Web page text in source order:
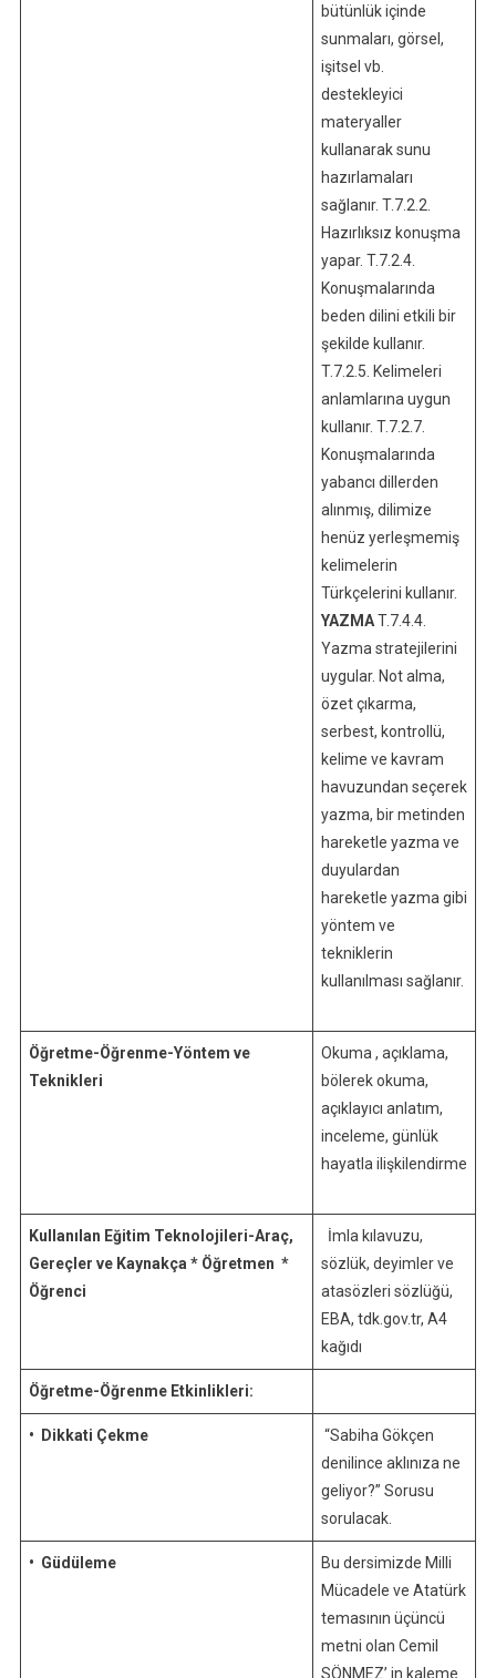
bütünlük içinde
sunmaları, görsel,
işitsel vb.
destekleyici
materyaller
kullanarak sunu
hazırlamaları
sağlanır. T.7.2.2.
Hazırlıksız konuşma
yapar. T.7.2.4.
Konuşmalarında
beden dilini etkili bir
şekilde kullanır.
T.7.2.5. Kelimeleri
anlamlarına uygun
kullanır. T.7.2.7.
Konuşmalarında
yabancı dillerden
alınmış, dilimize
henüz yerleşmemiş
kelimelerin
Türkçelerini kullanır.
YAZMAT.7.4.4.
Yazma stratejilerini
uygular. Not alma,
özet çıkarma,
serbest, kontrollü,
kelime ve kavram
havuzundan seçerek
yazma, bir metinden
hareketle yazma ve
duyulardan
hareketle yazma gibi
yöntem ve
tekniklerin
kullanılması sağlanır.
Öğretme-Öğrenme-Yöntem ve
Teknikleri
Okuma , açıklama,
bölerek okuma,
açıklayıcı anlatım,
inceleme, günlük
hayatla ilişkilendirme
Kullanılan Eğitim Teknolojileri-Araç,
Gereçler ve Kaynakça * Öğretmen *
Öğrenci
İmla kılavuzu,
sözlük, deyimler ve
atasözleri sözlüğü,
EBA, tdk.gov.tr, A4
kağıdı
Öğretme-Öğrenme Etkinlikleri:
• Dikkati Çekme
“Sabiha Gökçen
denilince aklınıza ne
geliyor?” Sorusu
sorulacak.
• Güdüleme
Bu dersimizde Milli
Mücadele ve Atatürk
temasının üçüncü
metni olan Cemil
SÖNMEZ’ in kaleme